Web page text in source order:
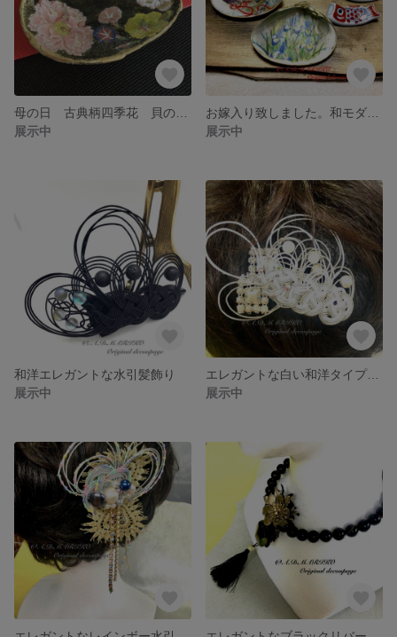
展示中
展示中
和洋エレガントな水引髪飾り
展示中
エレガントな白い和洋タイプの水引髪飾り
展示中